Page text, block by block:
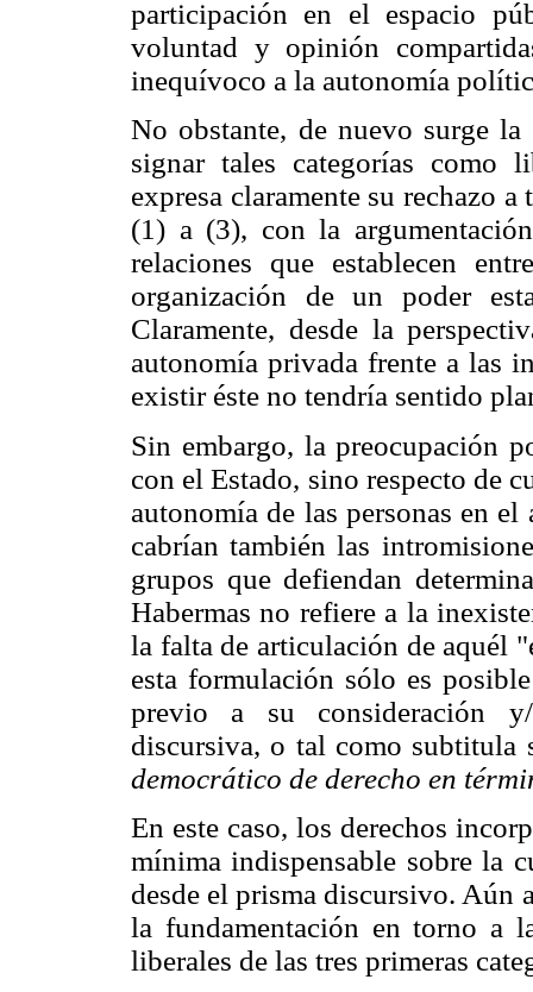
participación en el espacio
voluntad y opinión
inequívoco a la autonomía
No obstante, de nuevo surge
signar tales categorías como
expresa claramente su rechazo
(1) a (3), con la
relaciones que establecen
organización de un poder
Claramente, desde la
autonomía privada frente a las
existir éste no tendría sentido
Sin embargo, la preocupación
con el Estado, sino respecto de
autonomía de las personas en
cabrían también las
grupos que defiendan
Habermas no refiere a la
la falta de articulación de aquél
esta formulación sólo es
previo a su consideración
discursiva, o tal como subtitula
democrático de derecho en
En este caso, los derechos
mínima indispensable sobre la
desde el prisma discursivo. Aún
la fundamentación en torno a
liberales de las tres primeras